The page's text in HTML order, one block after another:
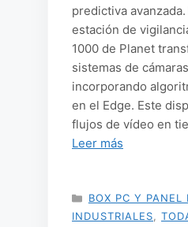
predictiva
estación de
1000 de Planet
sistemas de
incorporando
en el Edge. Este
flujos de vídeo en
Leer más
CATEGORÍAS
BOX PC Y PANEL
INDUSTRIALES